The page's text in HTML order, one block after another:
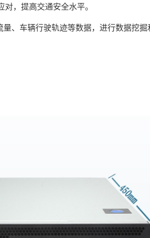
，提高交通安全水平。
、车辆行驶轨迹等数据，进行数据挖掘